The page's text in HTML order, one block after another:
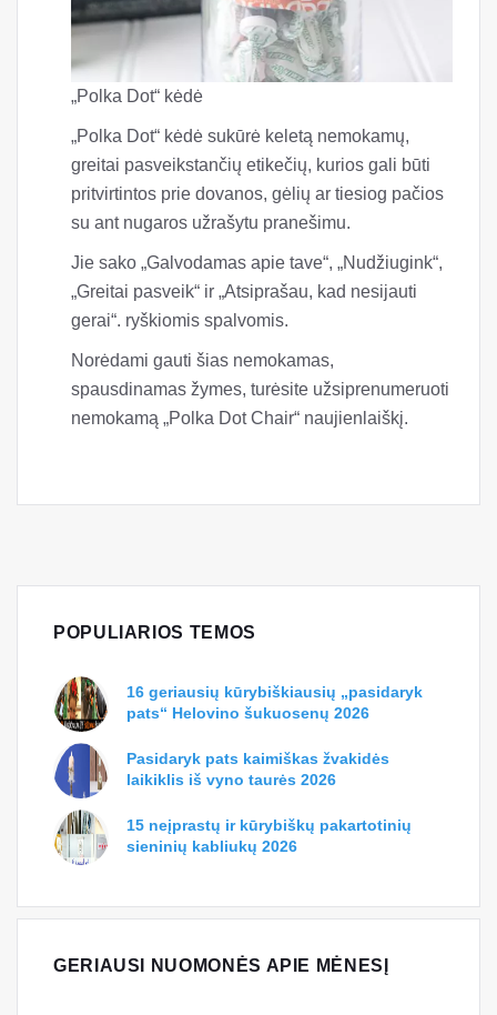
„Polka Dot“ kėdė
„Polka Dot“ kėdė sukūrė keletą nemokamų,
greitai pasveikstančių etikečių, kurios gali būti
pritvirtintos prie dovanos, gėlių ar tiesiog pačios
su ant nugaros užrašytu pranešimu.
Jie sako „Galvodamas apie tave“, „Nudžiugink“,
„Greitai pasveik“ ir „Atsiprašau, kad nesijauti
gerai“. ryškiomis spalvomis.
Norėdami gauti šias nemokamas,
spausdinamas žymes, turėsite užsiprenumeruoti
nemokamą „Polka Dot Chair“ naujienlaiškį.
POPULIARIOS TEMOS
16 geriausių kūrybiškiausių „pasidaryk
pats“ Helovino šukuosenų 2026
Pasidaryk pats kaimiškas žvakidės
laikiklis iš vyno taurės 2026
15 neįprastų ir kūrybiškų pakartotinių
sieninių kabliukų 2026
GERIAUSI NUOMONĖS APIE MĖNESĮ